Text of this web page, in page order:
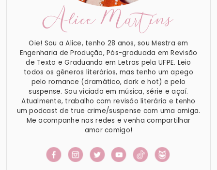
Alice Martins
Oie! Sou a Alice, tenho 28 anos, sou Mestra em
Engenharia de Produção, Pós-graduada em Revisão
de Texto e Graduanda em Letras pela UFPE. Leio
todos os gêneros literários, mas tenho um apego
pelo romance (dramático, dark e hot) e pelo
suspense. Sou viciada em música, série e açaí.
Atualmente, trabalho com revisão literária e tenho
um podcast de true crime/suspense com uma amiga.
Me acompanhe nas redes e venha compartilhar
amor comigo!